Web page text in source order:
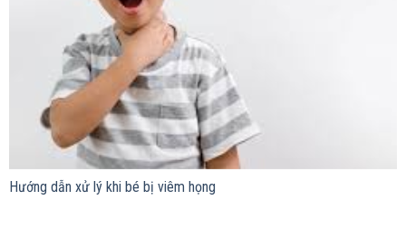
Hướng dẫn xử lý khi bé bị viêm họng